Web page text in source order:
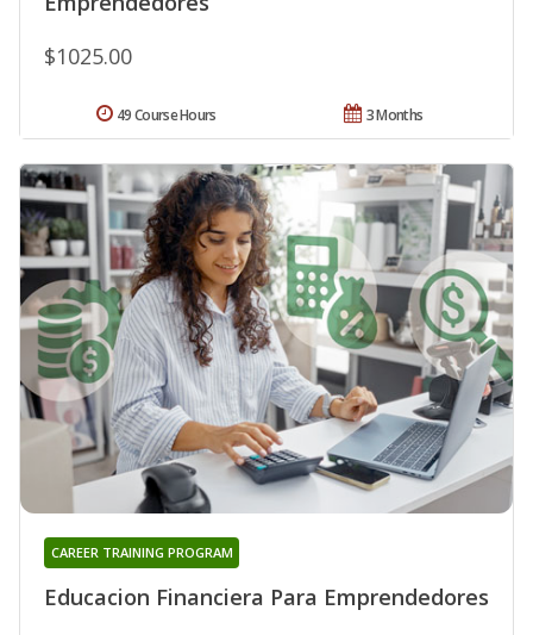
$1025.00
3 Months
49 Course Hours
Educacion Financiera Para Emprendedores
CAREER TRAINING PROGRAM